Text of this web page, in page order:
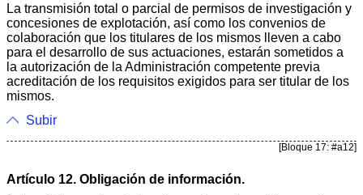
La transmisión total o parcial de permisos de investigación y
concesiones de explotación, así como los convenios de
colaboración que los titulares de los mismos lleven a cabo
para el desarrollo de sus actuaciones, estarán sometidos a
la autorización de la Administración competente previa
acreditación de los requisitos exigidos para ser titular de los
mismos.
Subir
[Bloque 17: #a12]
Artículo 12. Obligación de información.